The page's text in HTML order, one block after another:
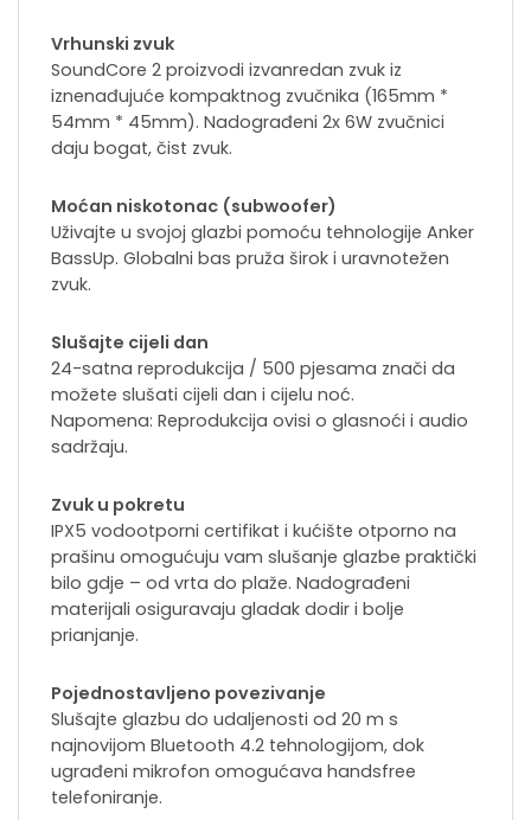
Vrhunski zvuk
SoundCore 2 proizvodi izvanredan zvuk iz
iznenađujuće kompaktnog zvučnika (165mm *
54mm * 45mm). Nadograđeni 2x 6W zvučnici
daju bogat, čist zvuk.
Moćan niskotonac (subwoofer)
Uživajte u svojoj glazbi pomoću tehnologije Anker
BassUp. Globalni bas pruža širok i uravnotežen
zvuk.
Slušajte cijeli dan
24-satna reprodukcija / 500 pjesama znači da
možete slušati cijeli dan i cijelu noć.
Napomena: Reprodukcija ovisi o glasnoći i audio
sadržaju.
Zvuk u pokretu
IPX5 vodootporni certifikat i kućište otporno na
prašinu omogućuju vam slušanje glazbe praktički
bilo gdje – od vrta do plaže. Nadograđeni
materijali osiguravaju gladak dodir i bolje
prianjanje.
Pojednostavljeno povezivanje
Slušajte glazbu do udaljenosti od 20 m s
najnovijom Bluetooth 4.2 tehnologijom, dok
ugrađeni mikrofon omogućava handsfree
telefoniranje.